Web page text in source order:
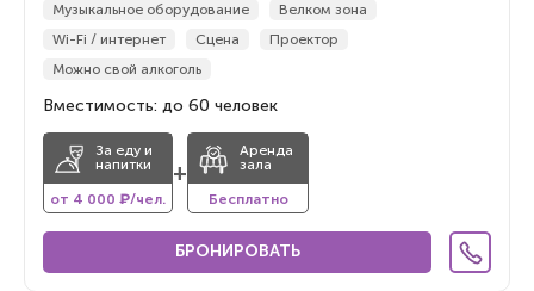
Музыкальное оборудование
Велком зона
Wi-Fi / интернет
Сцена
Проектор
Можно свой алкоголь
Вместимость: до 60 человек
За еду и
напитки
от 4 000 ₽/чел.
+
Аренда
зала
Бесплатно
БРОНИРОВАТЬ